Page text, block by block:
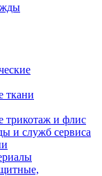
ткани
трикотаж и флис
и служб сервиса